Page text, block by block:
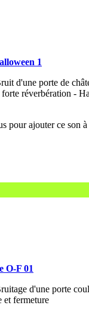
1
d'une porte de
forte réverbération -
O-F 01
d'une porte
et fermeture